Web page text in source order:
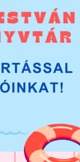
található vonalkód,
számjeggyel, pl.: